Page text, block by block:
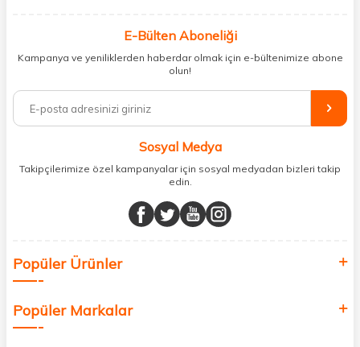
kişisel bakım hem de takviye edici gıda ürünlerini sizlerle
buluşturuyoruz. Artık mağaza mağaza dolaşmanıza gerek yok;
ihtiyacınız olan her şeyi tek bir çatı altında topluyor ve kapınıza kadar
%100 orijinal kozmetik ve sağlık ürünleriyle güzelliğinizi tamamlayabilir,
vücudunuzu desteklemek için güvenilir takviye edici gıdalara
minerallere kadar binlerce ürünü uygun fiyat ve hızlı kargo avantajıyla
sunuyoruz.
buluşturuyor ve online alışveriş deneyiminizi en iyi hale getiriyoruz.
Sağlık, güzellik ve iyi yaşam için aradığınız her şey burada!
değer katmak için bize katılın!
E-Bülten Aboneliği
Kampanya ve yeniliklerden haberdar olmak için e-bültenimize abone
olun!
Sosyal Medya
Takipçilerimize özel kampanyalar için sosyal medyadan bizleri takip
edin.
Popüler Ürünler
Popüler Markalar